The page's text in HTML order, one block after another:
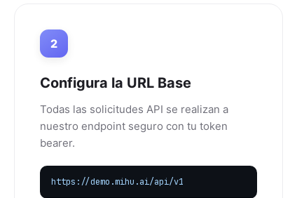
2
Configura la URL Base
Todas las solicitudes API se realizan a
nuestro endpoint seguro con tu token
bearer.
https://demo.mihu.ai/api/v1